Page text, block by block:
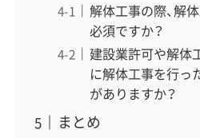
「解体工事の準備から完了まで
よう、一つずつ丁寧に解説します
「初心者にもわかりやすく」を
程をステップバイステップで解
タビューを元に、手続きの流れ
解体工事の際、解
必須ですか？
建設業許可や解体
に解体工事を行っ
がありますか？
まとめ